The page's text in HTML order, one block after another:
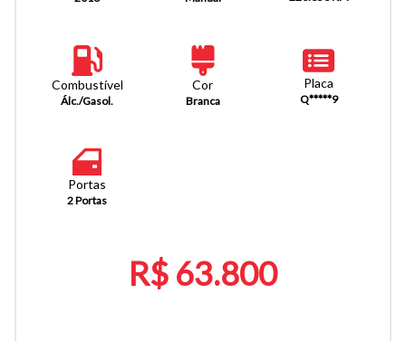
Combustível
Álc./Gasol.
Cor
Branca
Placa
Q*****9
Portas
2 Portas
R$ 63.800